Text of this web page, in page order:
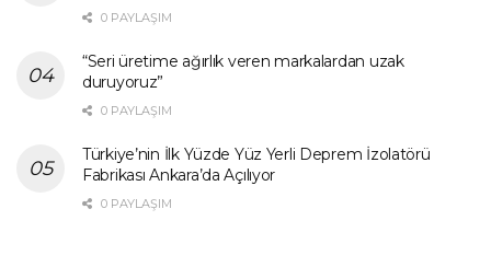
0 PAYLAŞIM
“Seri üretime ağırlık veren markalardan uzak
duruyoruz”
0 PAYLAŞIM
Türkiye’nin İlk Yüzde Yüz Yerli Deprem İzolatörü
Fabrikası Ankara’da Açılıyor
0 PAYLAŞIM